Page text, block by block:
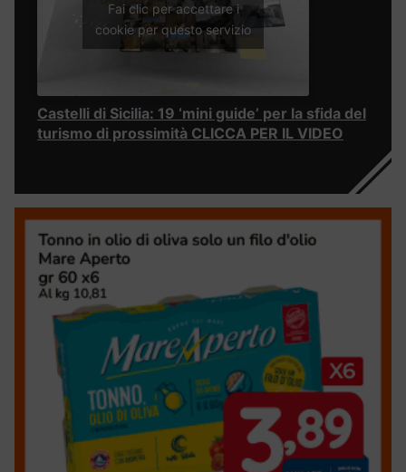
Fai clic per accettare i
cookie per questo servizio
Castelli di Sicilia: 19 ‘mini guide’ per la sfida del
turismo di prossimità CLICCA PER IL VIDEO